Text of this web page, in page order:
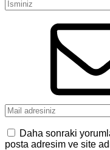
Daha sonraki
posta adresim ve site